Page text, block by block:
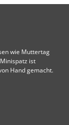
wie Muttertag
ist
Hand gemacht.